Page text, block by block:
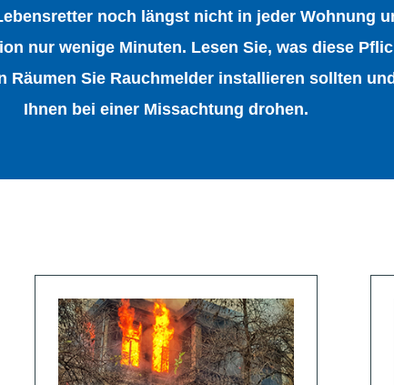
noch längst nicht in jeder Wohnung
nur wenige Minuten. Lesen Sie, was diese
Räumen Sie Rauchmelder installieren sollten
Ihnen bei einer Missachtung drohen.